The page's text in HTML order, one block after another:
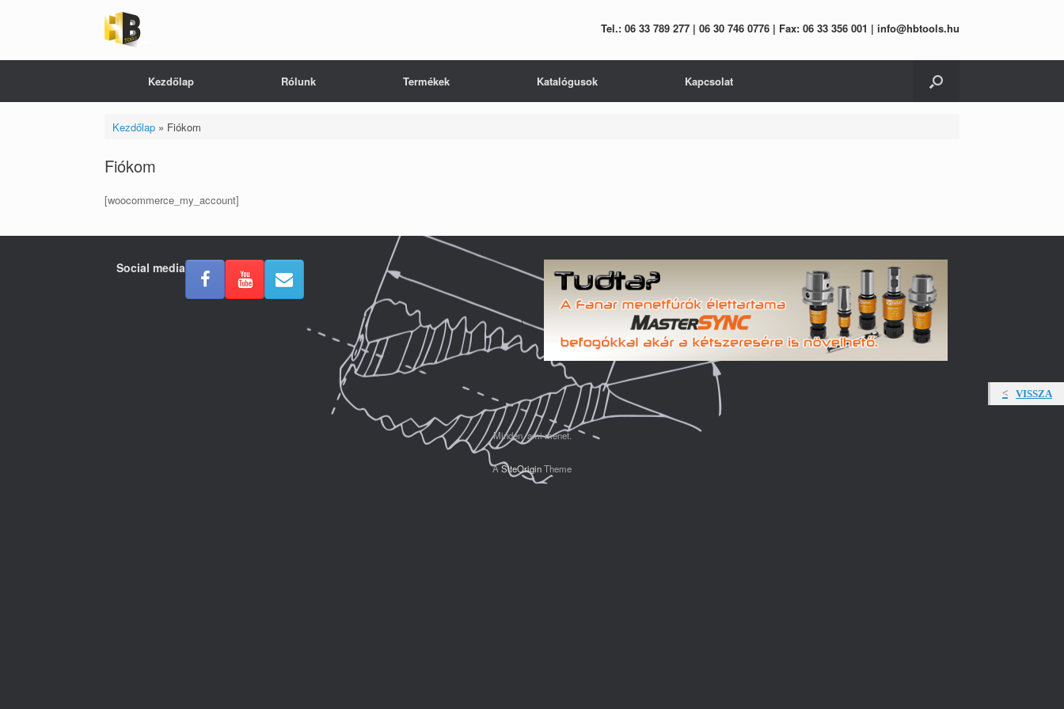
Tel.: 06 33 789 277 | 06 30 746 0776 | Fax: 06 33 356 001 | info@hbtools.hu
Kezdőlap Rólunk Termékek Katalógusok Kapcsolat
Kezdőlap» Fiókom
Fiókom
[woocommerce_my_account]
Social media
Minden, ami menet.
ASiteOriginTheme
VISSZA